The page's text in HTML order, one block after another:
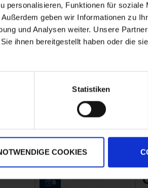
personalisieren, Funktionen für soziale
geben wir Informationen zu
und Analysen weiter. Unsere
ihnen bereitgestellt haben oder die
Statistiken
COOKIES
Sivanto Prime
zzgl. 19% MwSt.
zzgl.
/1 l
ZUM PRODUKT
8